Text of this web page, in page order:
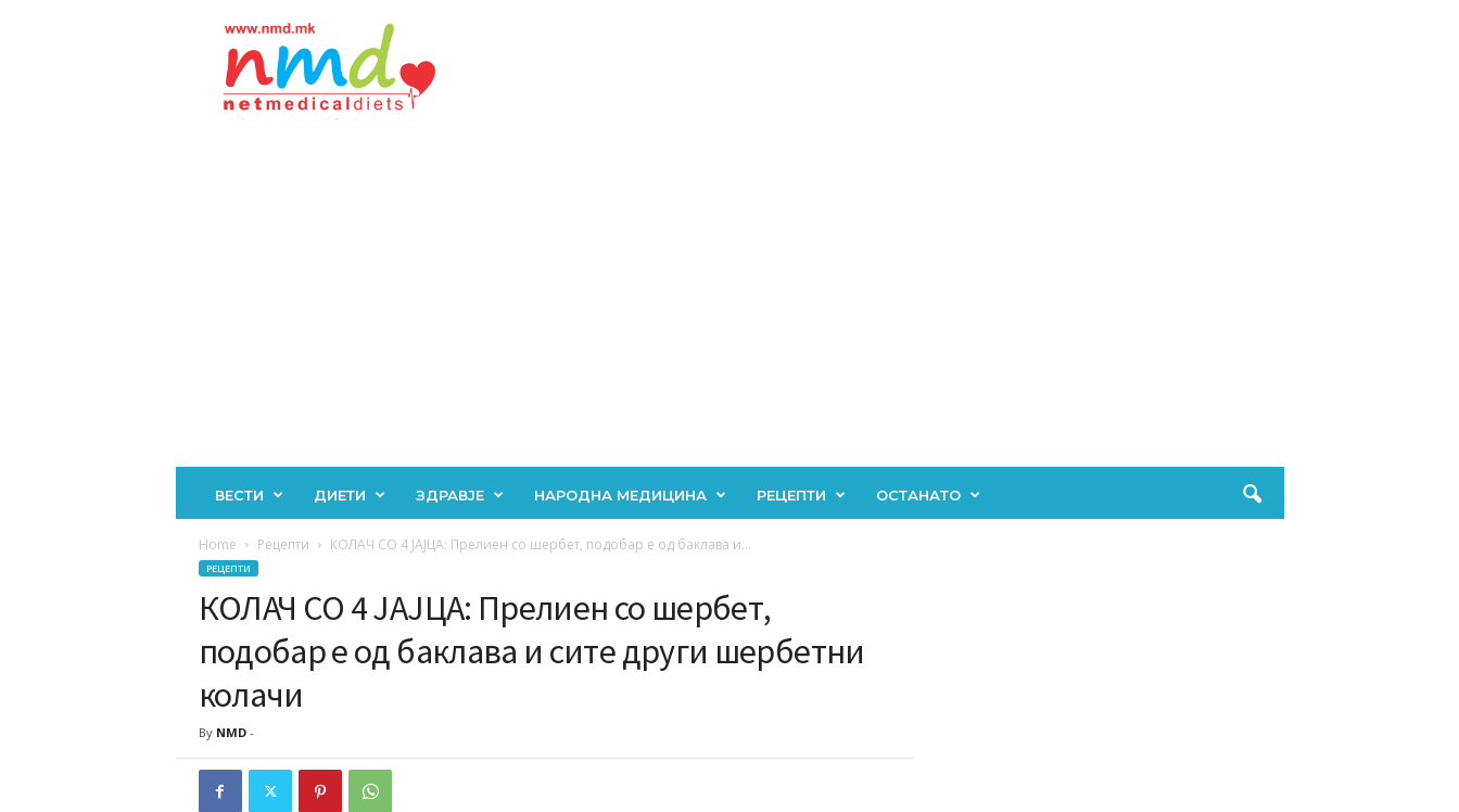
ВЕСТИ ДИЕТИ ЗДРАВЈЕ НАРОДНА МЕДИЦИНА РЕЦЕПТИ ОСТАНАТО
Home Рецепти КОЛАЧ СО 4 ЈАЈЦА: Прелиен со шербет, подобар е од баклава и...
РЕЦЕПТИ
КОЛАЧ СО 4 ЈАЈЦА: Прелиен со шербет,
подобар е од баклава и сите други шербетни
колачи
By NMD-